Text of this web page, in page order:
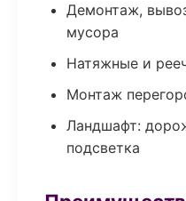
Демонтаж,
мусора
Натяжные и
Монтаж
Ландшафт:
подсветка